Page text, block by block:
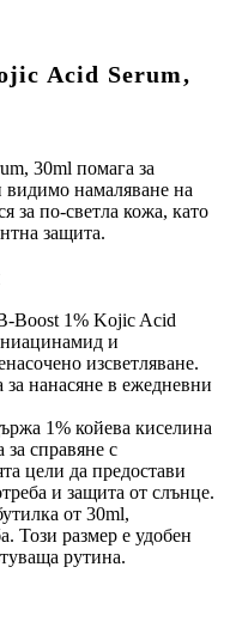
Acid Serum,
30ml помага за
намаляване на
за по-светла кожа, като
защита.
Boost 1% Kojic Acid
и
изсветляване.
нанасяне в ежедневни
1% койева киселина
за справяне с
цели да предостави
и защита от слънце.
от 30ml,
Този размер е удобен
рутина.